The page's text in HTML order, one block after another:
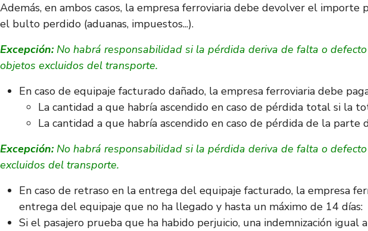
Además, en ambos casos, la empresa ferroviaria debe devolver el
el bulto perdido (aduanas, impuestos...).
Excepción:No habrá responsabilidad si la pérdida deriva de falta o
objetos excluidos del transporte.
En caso de equipaje facturado dañado, la empresa ferroviaria debe
La cantidad a que habría ascendido en caso de pérdida total si la
La cantidad a que habría ascendido en caso de pérdida de la
Excepción:No habrá responsabilidad si la pérdida deriva de falta o
excluidos del transporte.
En caso de retraso en la entrega del equipaje facturado, la empresa
entrega del equipaje que no ha llegado y hasta un máximo de 14 días:
Si el pasajero prueba que ha habido perjuicio, una indemnización